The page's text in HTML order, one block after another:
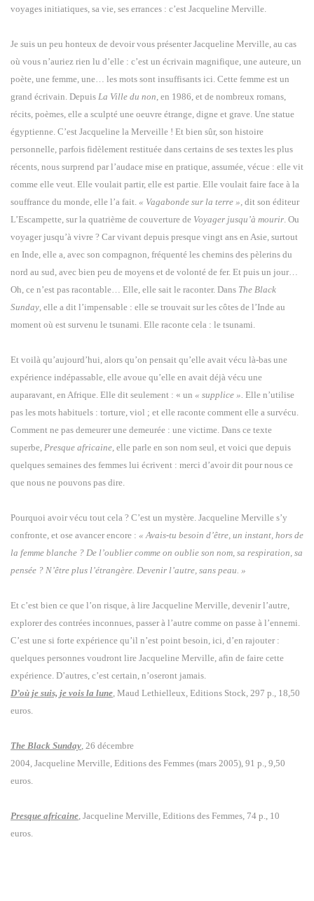
voyages initiatiques, sa vie, ses errances : c’est Jacqueline Merville.
Je suis un peu honteux de devoir vous présenter Jacqueline Merville, au cas
où vous n’auriez rien lu d’elle : c’est un écrivain magnifique, une auteure, un
poète, une femme, une… les mots sont insuffisants ici. Cette femme est un
grand écrivain. Depuis La Ville du non, en 1986, et de nombreux romans,
récits, poèmes, elle a sculpté une oeuvre étrange, digne et grave. Une statue
égyptienne. C’est Jacqueline la Merveille ! Et bien sûr, son histoire
personnelle, parfois fidèlement restituée dans certains de ses textes les plus
récents, nous surprend par l’audace mise en pratique, assumée, vécue : elle vit
comme elle veut. Elle voulait partir, elle est partie. Elle voulait faire face à la
souffrance du monde, elle l’a fait. « Vagabonde sur la terre », dit son éditeur
L’Escampette, sur la quatrième de couverture de Voyager jusqu’à mourir. Ou
voyager jusqu’à vivre ? Car vivant depuis presque vingt ans en Asie, surtout
en Inde, elle a, avec son compagnon, fréquenté les chemins des pèlerins du
nord au sud, avec bien peu de moyens et de volonté de fer. Et puis un jour…
Oh, ce n’est pas racontable… Elle, elle sait le raconter. Dans The Black
Sunday, elle a dit l’impensable : elle se trouvait sur les côtes de l’Inde au
moment où est survenu le tsunami. Elle raconte cela : le tsunami.
Et voilà qu’aujourd’hui, alors qu’on pensait qu’elle avait vécu là-bas une
expérience indépassable, elle avoue qu’elle en avait déjà vécu une
auparavant, en Afrique. Elle dit seulement : « un « supplice ». Elle n’utilise
pas les mots habituels : torture, viol ; et elle raconte comment elle a survécu.
Comment ne pas demeurer une demeurée : une victime. Dans ce texte
superbe, Presque africaine, elle parle en son nom seul, et voici que depuis
quelques semaines des femmes lui écrivent : merci d’avoir dit pour nous ce
que nous ne pouvons pas dire.
Pourquoi avoir vécu tout cela ? C’est un mystère. Jacqueline Merville s’y
confronte, et ose avancer encore : « Avais-tu besoin d’être, un instant, hors de
la femme blanche ? De l’oublier comme on oublie son nom, sa respiration, sa
pensée ? N’être plus l’étrangère. Devenir l’autre, sans peau. »
Et c’est bien ce que l’on risque, à lire Jacqueline Merville, devenir l’autre,
explorer des contrées inconnues, passer à l’autre comme on passe à l’ennemi.
C’est une si forte expérience qu’il n’est point besoin, ici, d’en rajouter :
quelques personnes voudront lire Jacqueline Merville, afin de faire cette
expérience. D’autres, c’est certain, n’oseront jamais.
D’où je suis, je vois la lune, Maud Lethielleux, Editions Stock, 297 p., 18,50
euros.
The Black Sunday, 26 décembre
2004, Jacqueline Merville, Editions des Femmes (mars 2005), 91 p., 9,50
euros.
Presque africaine, Jacqueline Merville, Editions des Femmes, 74 p., 10
euros.